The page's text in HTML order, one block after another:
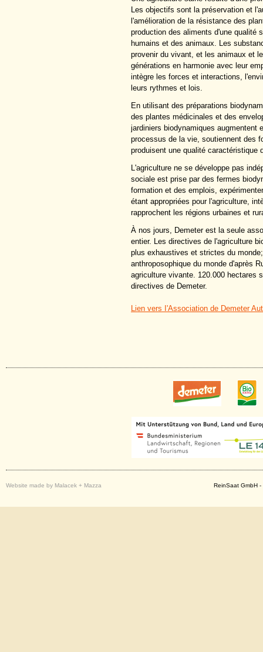
Les objectifs sont la préservation et
l'amélioration de la résistance des
production des aliments d'une qualité
humains et des animaux. Les
provenir du vivant, et les animaux et
générations en harmonie avec leur
intègre les forces et interactions,
leurs rythmes et lois.
En utilisant des préparations
des plantes médicinales et des
jardiniers biodynamiques augmentent
processus de la vie, soutiennent des
produisent une qualité caractéristique
L'agriculture ne se développe pas
sociale est prise par des fermes
formation et des emplois,
étant appropriées pour l'agriculture,
rapprochent les régions urbaines et
À nos jours, Demeter est la seule
entier. Les directives de l'agriculture
plus exhaustives et strictes du
anthroposophique du monde d'après
agriculture vivante. 120.000 hectares
directives de Demeter.
Lien vers I'Association de Demeter
Website made by Malacek + Mazza ReinSaat GmbH